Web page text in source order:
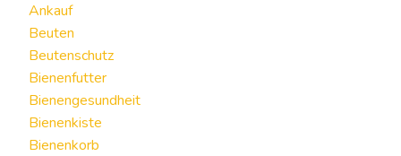
Ankauf
Beuten
Beutenschutz
Bienenfutter
Bienengesundheit
Bienenkiste
Bienenkorb